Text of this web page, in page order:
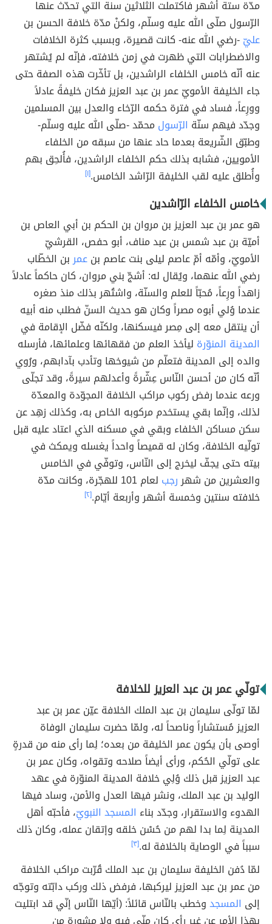
مدّة ستة أشهر فاكتملت الثلاثين سنة التي تحدّث عنها
الرّسول صلّى الله عليه وسلّم، ولكنْ مدّة خلافة الحسن بن
عليّ-رضي الله عنه- كانت قصيرة، وبسبب كثرة الخلافات
والاضطرابات التي ظهرت في زمن خلافته، فإنّه لم يُشتهر
عنه أنّه خامس الخلفاء الراشدين، بل تأخّرت هذه الصفة حتى
جاء الخليفة الأمويّ عمر بن عبد العزيز فكان خليفةً عادلاً
وورِعاً، فساد في فترة حكمه الرّخاء والعدل بين المسلمين
وجدّد فيهم سنّة الرّسول محمّد -صلّى الله عليه وسلّم-
وطبّق الشّريعة بعدما حاد عنها من سبقه من الخلفاء
الأمويين، فشابه بذلك حكم الخلفاء الراشدين، فأُلحِق بهم
وأُطلق عليه لقب الخليفة الرّاشد الخامس.[١]
خامس الخلفاء الرّاشدين
هو عمر بن عبد العزيز بن مروان بن الحكم بن أبي العاص بن
أميّة بن عبد شمس بن عبد مناف، أبو حفص، القرشيّ
الأمويّ، وأمّه أمّ عاصم ليلى بنت عاصم بنعمربن الخطّاب
رضي الله عنهما، ويُقال له: أشجّ بني مروان، كان حاكماً عادلاً
زاهداً ورِعاً، مُحبّاً للعلم والسنّة، واشتُهر بذلك منذ صغره
عندما وُلي أبوه مصراً وكان هو حديث السنّ فطلب منه أبيه
أن ينتقل معه إلى مِصر فيسكنها، ولكنّه فضّل الإقامة في
المدينة المنوّرة ليأخذ العلم من فقهائها وعلمائها، فأرسله
والده إلى المدينة فتعلّم من شيوخها وتأدب بآدابهم، ورُوي
أنّه كان من أحسن النّاس عِشّرةً وأعدلهم سيرةً، وقد تجلّى
ورعه عندما رفض ركوب مراكب الخلافة المجوّدة والمعدّة
لذلك، وإنّما بقي يستخدم مركوبه الخاص به، وكذلك زهِد عن
سكن مساكن الخلفاء وبقي في مسكنه الذي اعتاد عليه قبل
تولّيه الخلافة، وكان له قميصاً واحداً يغسله ويمكث في
بيته حتى يجفّ ليخرج إلى النّاس، وتوفّي في الخامس
والعشرين من شهررجب
لعام 101 للهجّرة، وكانت مدّة
خلافته سنتين وخمسة أشهر وأربعة أيّام.[٢]
تولّي عمر بن عبد العزيز للخلافة
لمّا تولّى سليمان بن عبد الملك الخلافة عيّن عمر بن عبد
العزيز مُستشاراً وناصحاً له، ولمّا حضرت سليمان الوفاة
أوصى بأن يكون عمر الخليفة من بعده؛ لِما رأى منه من قدرةٍ
على تولّي الحُكم، ورأى أيضاً صلاحه وتقواه، وكان عمر بن
عبد العزيز قبل ذلك وُلِي خلافة المدينة المنوّرة في عهد
الوليد بن عبد الملك، ونشر فيها العدل والأمن، وساد فيها
الهدوء والاستقرار، وجدّد بناء المسجد النبويّ، فأحبّه أهل
المدينة لِما بدا لهم من حُسْن خلقه وإتقان عمله، وكان ذلك
سبباً في الوصاية بالخلافة له.[٣]
لمّا دُفن الخليفة سليمان بن عبد الملك قُرّبت مراكب الخلافة
من عمر بن عبد العزيز ليركبها، فرفض ذلك وركب دابّته وتوجّه
إلى المسجدوخطب بالنّاس قائلاً: (أيّها النّاس إنّي قد ابتليت